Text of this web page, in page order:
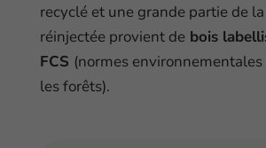
recyclé et une grande partie de
réinjectée provient debois
FCS (normes
les forêts).